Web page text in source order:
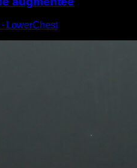
LowerChest